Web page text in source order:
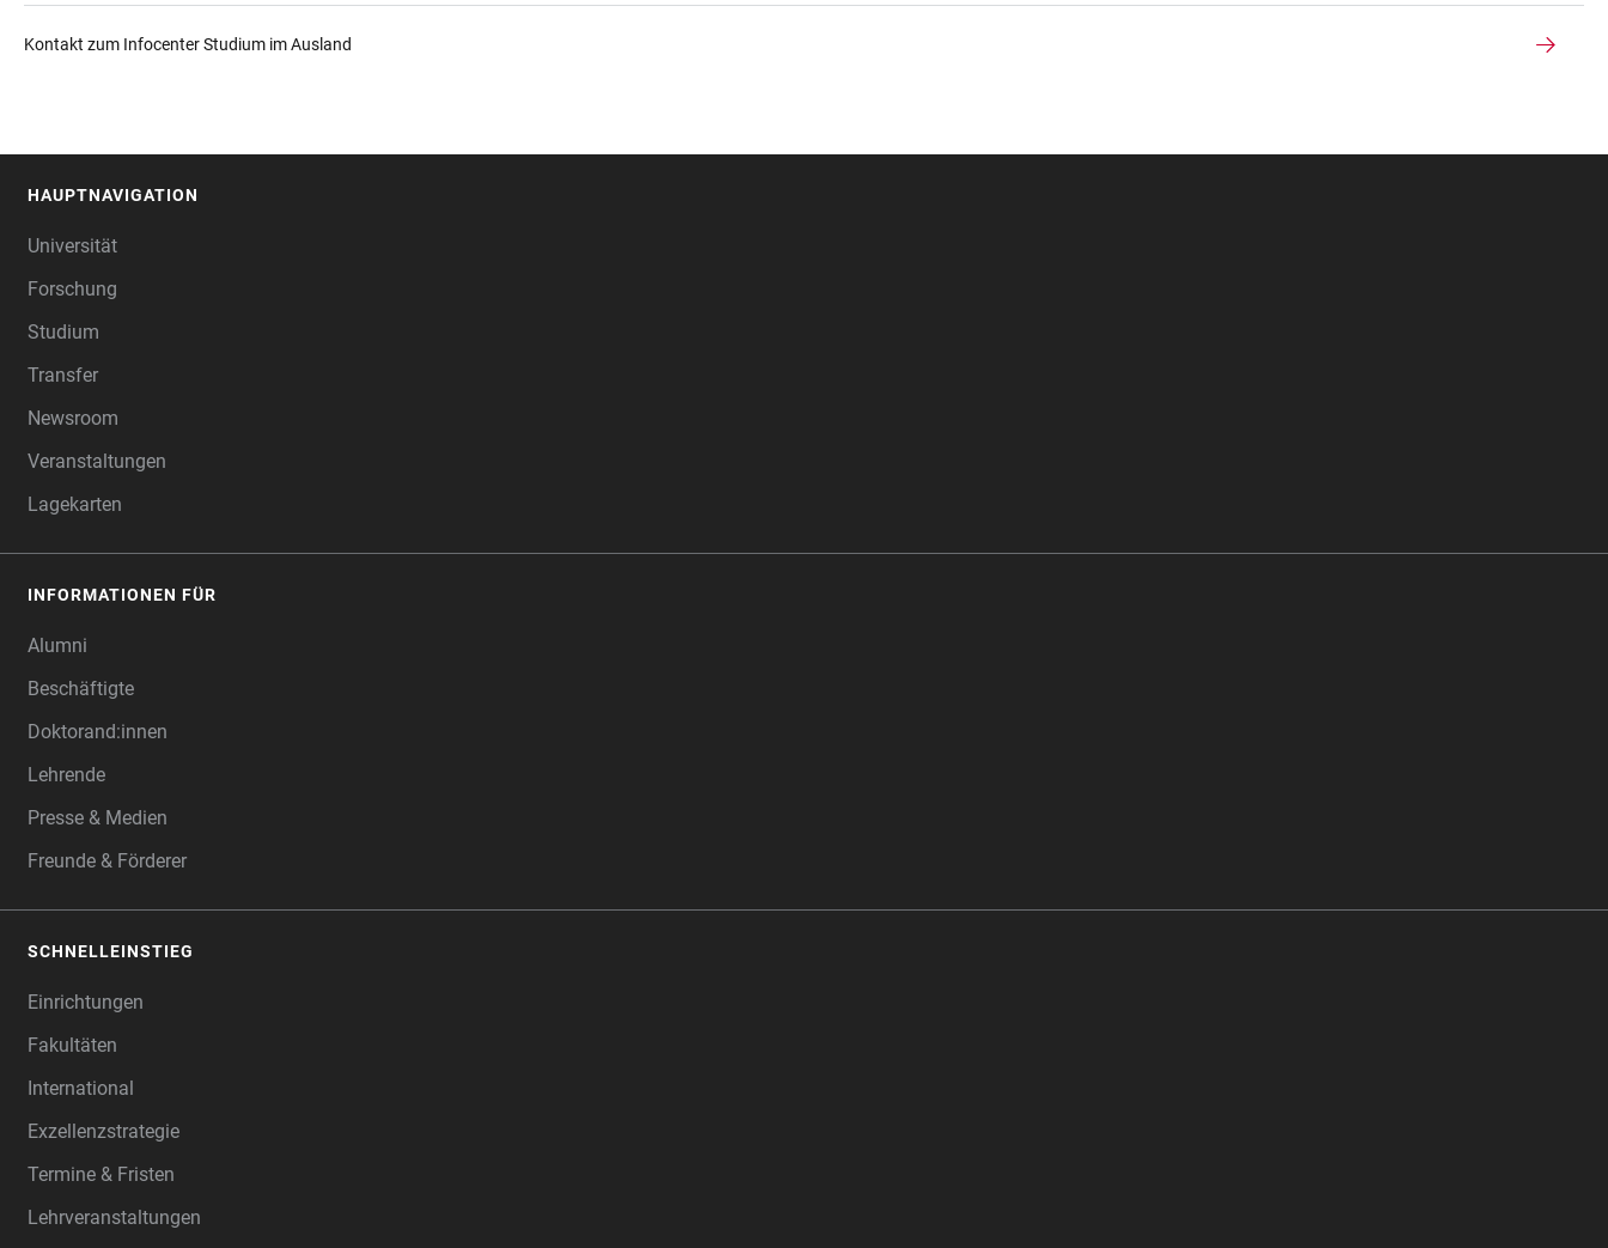
Kontakt zum Infocenter Studium im Ausland
HAUPTNAVIGATION
Universität
Forschung
Studium
Transfer
Newsroom
Veranstaltungen
Lagekarten
INFORMATIONEN FÜR
Alumni
Beschäftigte
Doktorand:innen
Lehrende
Presse & Medien
Freunde & Förderer
SCHNELLEINSTIEG
Einrichtungen
Fakultäten
International
Exzellenzstrategie
Termine & Fristen
Lehrveranstaltungen